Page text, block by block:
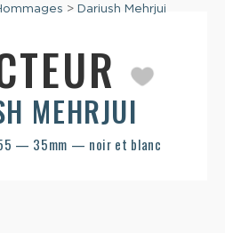
> Dariush Mehrjui
MEHRJUI
— 35mm — noir et blanc